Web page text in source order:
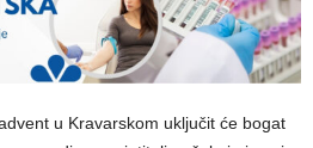
u Kravarskom uključit će bogat